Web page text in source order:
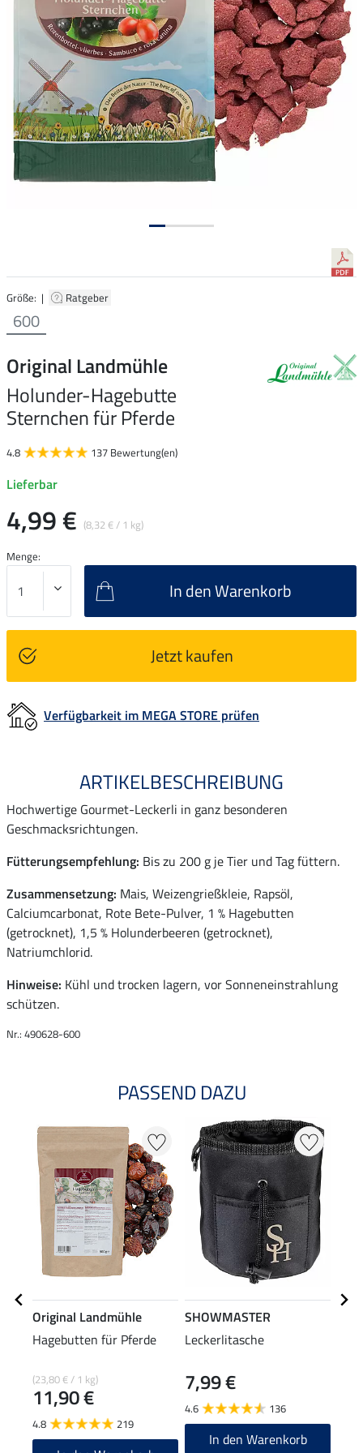
Größe: | Ratgeber
600
Original Landmühle
Holunder-Hagebutte
Sternchen für Pferde
4.8 137 Bewertung(en)
Lieferbar
4,99 € (8,32 € / 1 kg)
Menge:
In den Warenkorb
Jetzt kaufen
Verfügbarkeit im MEGA STORE prüfen
ARTIKELBESCHREIBUNG
Hochwertige Gourmet-Leckerli in ganz besonderen
Geschmacksrichtungen.
Fütterungsempfehlung: Bis zu 200 g je Tier und Tag füttern.
Zusammensetzung: Mais, Weizengrießkleie, Rapsöl,
Calciumcarbonat, Rote Bete-Pulver, 1 % Hagebutten
(getrocknet), 1,5 % Holunderbeeren (getrocknet),
Natriumchlorid.
Hinweise: Kühl und trocken lagern, vor Sonneneinstrahlung
schützen.
Nr.: 490628-600
PASSEND DAZU
Original Landmühle
Hagebutten für Pferde
(23,80 € / 1 kg)
11,90 €
4.8 219
SHOWMASTER
Leckerlitasche
7,99 €
4.6 136
In den Warenkorb